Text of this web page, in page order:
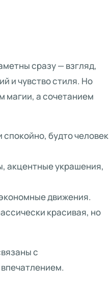
сразу — взгляд,
и чувство стиля. Но
магии, а сочетанием
будто человек
акцентные украшения,
движения.
красивая, но
с